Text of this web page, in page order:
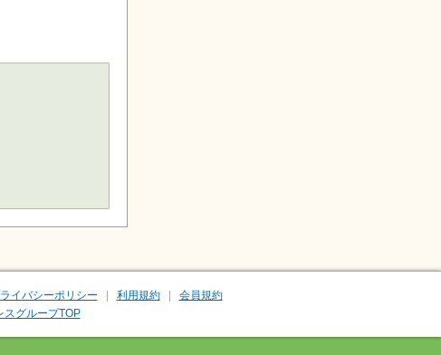
イバシーポリシー 利用規約
会員規約
スグループTOP